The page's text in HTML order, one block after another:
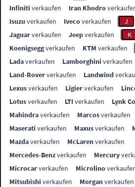
Infiniti verkaufen Iran Khodro
Isuzu verkaufen Ivecoverkaufen J
Jaguarverkaufen Jeepverkaufen K
Koenigseggverkaufen KTM verkaufen
Ladaverkaufen Lamborghini verkaufen
Land-Roververkaufen Landwind
Lexusverkaufen Ligierverkaufen
Lotusverkaufen LTIverkaufen Lynk Co
Mahindraverkaufen Marcosverkaufen
Maserati verkaufen Maxusverkaufen
Mazdaverkaufen McLarenverkaufen
Mercedes-Benzverkaufen Mercury
Microcarverkaufen Microlino
Mitsubishi verkaufen Morganverkaufen